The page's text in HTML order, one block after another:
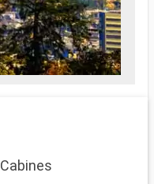
Cabines